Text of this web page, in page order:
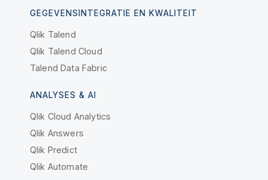
GEGEVENSINTEGRATIE EN KWALITEIT
Qlik Talend
Qlik Talend Cloud
Talend Data Fabric
ANALYSES & AI
Qlik Cloud Analytics
Qlik Answers
Qlik Predict
Qlik Automate